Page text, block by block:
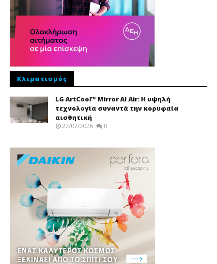
Κλιματισμός
LG ArtCool™ Mirror AI Air: Η υψηλή
τεχνολογία συναντά την κορυφαία
αισθητική
27/07/2026 0